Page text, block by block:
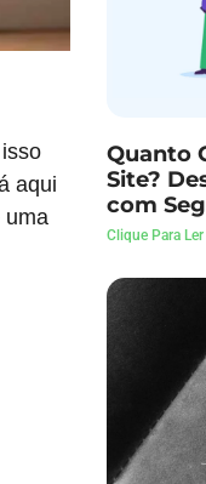
aqui
uma
Quanto
Site?
com
Clique Para Ler